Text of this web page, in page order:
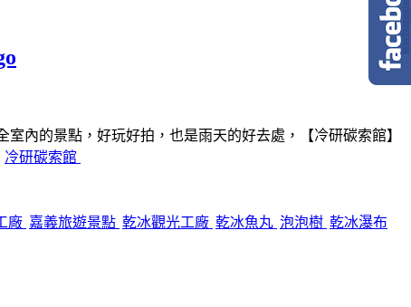
內的景點，好玩好拍，也是雨天的好去處，【冷研碳索館】
冷研碳索館
廠 嘉義旅遊景點 乾冰觀光工廠 乾冰魚丸 泡泡樹 乾冰瀑布